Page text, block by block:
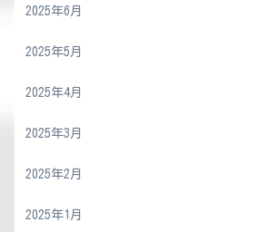
2025年6月
2025年5月
2025年4月
2025年3月
2025年2月
2025年1月